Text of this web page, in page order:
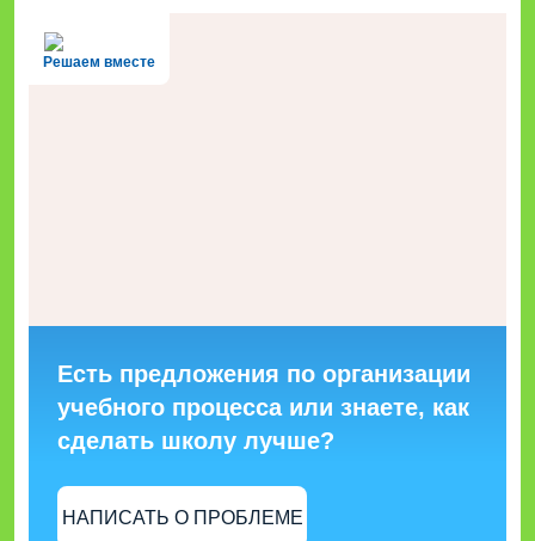
Решаем вместе
Есть предложения по организации
учебного процесса или знаете, как
сделать школу лучше?
НАПИСАТЬ О ПРОБЛЕМЕ